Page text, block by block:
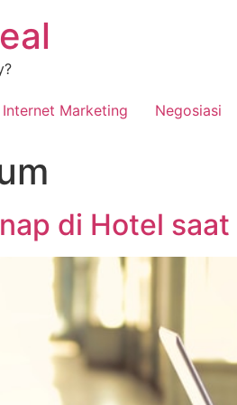
Internet Marketing Negosiasi
di Hotel saat